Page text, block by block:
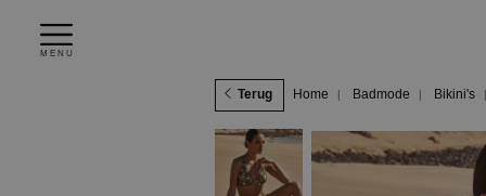
MENU
Terug Home Badmode Bikini's